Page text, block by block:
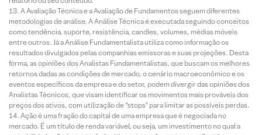
A Avaliação Técnica e a Avaliação de Fundamentos seguem diferentes
metodologias de análise. A Análise Técnica é executada seguindo conceitos
como tendência, suporte, resistência, candles, volumes, médias móveis
entre outros. Já a Análise Fundamentalista utiliza como informação os
resultados divulgados pelas companhias emissoras e suas projeções. Desta
forma, as opiniões dos Analistas Fundamentalistas, que buscam os melhores
retornos dadas as condições de mercado, o cenário macroeconômico e os
eventos específicos da empresa e do setor, podem divergir das opiniões dos
Analistas Técnicos, que visam identificar os movimentos mais prováveis dos
preços dos ativos, com utilização de “stops” para limitar as possíveis perdas.
Ação é uma fração do capital de uma empresa que é negociada no
mercado. É um título de renda variável, ou seja, um investimento no qual a